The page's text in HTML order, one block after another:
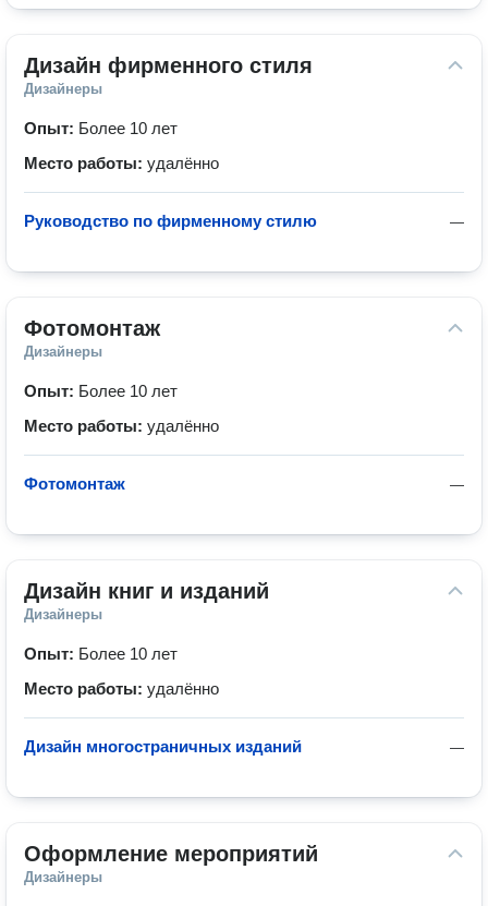
Дизайн фирменного стиля
Дизайнеры
Опыт: Более 10 лет
Место работы: удалённо
—
Руководство по фирменному стилю
Фотомонтаж
Дизайнеры
Опыт: Более 10 лет
Место работы: удалённо
—
Фотомонтаж
Дизайн книг и изданий
Дизайнеры
Опыт: Более 10 лет
Место работы: удалённо
—
Дизайн многостраничных изданий
Оформление мероприятий
Дизайнеры